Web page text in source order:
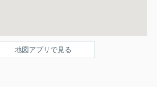
地図アプリで見る